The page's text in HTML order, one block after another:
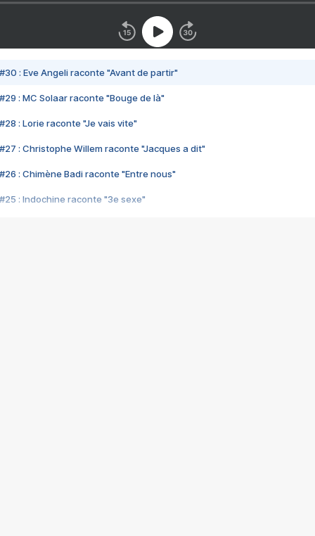
#30 : Eve Angeli raconte "Avant de partir"
#29 : MC Solaar raconte "Bouge de là"
#28 : Lorie raconte "Je vais vite"
#27 : Christophe Willem raconte "Jacques a dit"
#26 : Chimène Badi raconte "Entre nous"
#25 : Indochine raconte "3e sexe"